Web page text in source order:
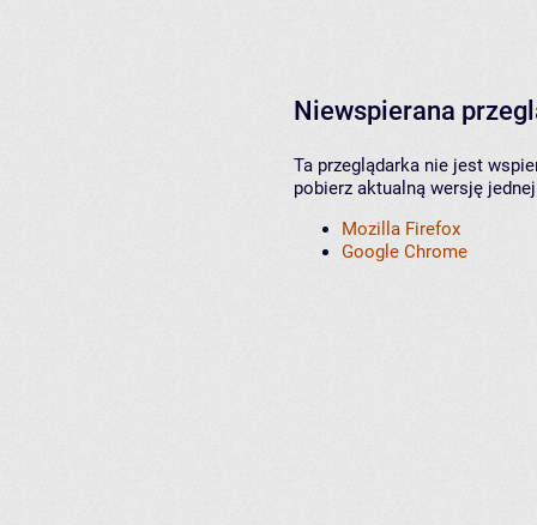
Niewspierana
Ta przeglądarka nie jest
pobierz aktualną wersję
Mozilla Firefox
Google Chrome